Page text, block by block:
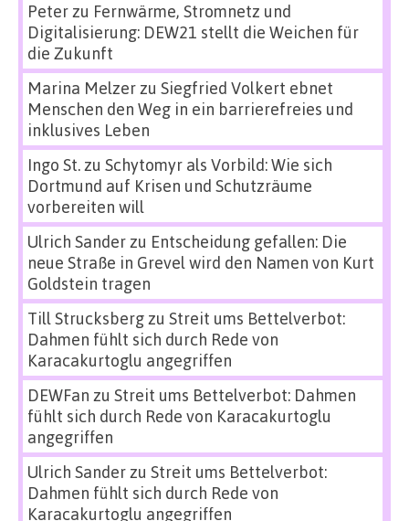
Peterzu Fernwärme, Stromnetz und
Digitalisierung: DEW21 stellt die Weichen für
die Zukunft
Marina Melzerzu Siegfried Volkert ebnet
Menschen den Weg in ein barrierefreies und
inklusives Leben
Ingo St.zu Schytomyr als Vorbild: Wie sich
Dortmund auf Krisen und Schutzräume
vorbereiten will
Ulrich Sanderzu Entscheidung gefallen: Die
neue Straße in Grevel wird den Namen von Kurt
Goldstein tragen
Till Strucksbergzu Streit ums Bettelverbot:
Dahmen fühlt sich durch Rede von
Karacakurtoglu angegriffen
DEWFan zu Streit ums Bettelverbot: Dahmen
fühlt sich durch Rede von Karacakurtoglu
angegriffen
Ulrich Sanderzu Streit ums Bettelverbot:
Dahmen fühlt sich durch Rede von
Karacakurtoglu angegriffen